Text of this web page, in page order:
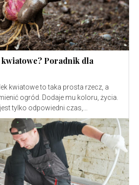
kwiatowe? Poradnik dla
kwiatowe to taka prosta rzecz, a
ogród. Dodaje mu koloru, życia.
tylko odpowiedni czas,...